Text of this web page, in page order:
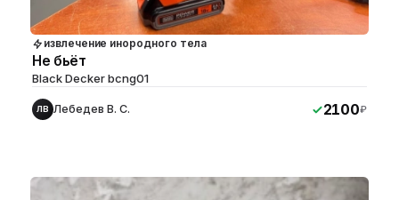
извлечение инородного тела
Не бьёт
Black Decker bcng01
ЛВ Лебедев В. С. 2100₽